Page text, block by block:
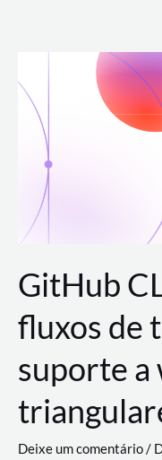
para
conteúdo
GitHub
fluxos de
suporte
Deixe um comentário/